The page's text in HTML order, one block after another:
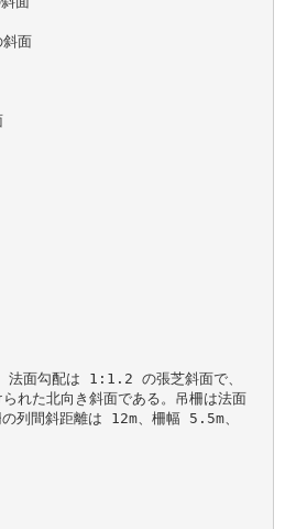
面
法面勾配は 1:1.2 の張芝斜面で、
れた北向き斜面である。吊柵は法面
列間斜距離は 12m、柵幅 5.5m、